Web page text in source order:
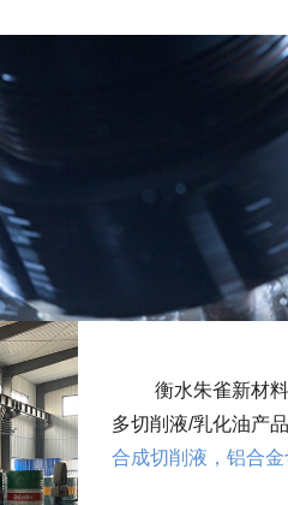
衡水朱雀新材
多切削液/乳化油产
合成切削液，铝合